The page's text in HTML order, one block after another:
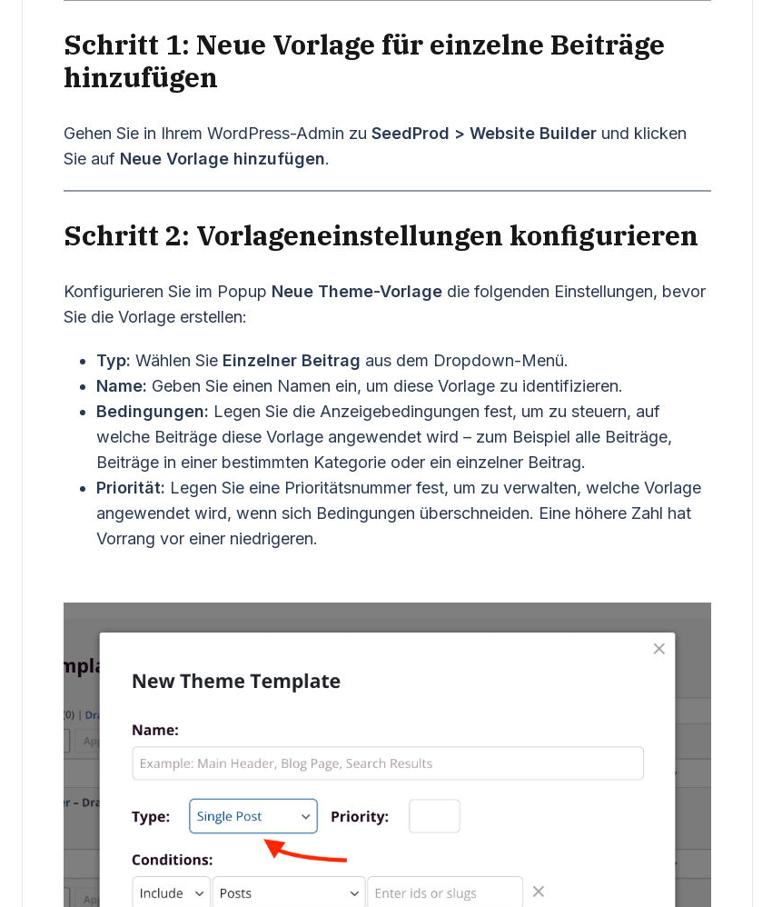
Schritt 1: Neue Vorlage für einzelne Beiträge
hinzufügen
Gehen Sie in Ihrem WordPress-Admin zu SeedProd > Website Builderund klicken
Sie auf Neue Vorlage hinzufügen.
Schritt 2: Vorlageneinstellungen konfigurieren
Konfigurieren Sie im Popup Neue Theme-Vorlagedie folgenden Einstellungen, bevor
Sie die Vorlage erstellen:
Typ: Wählen Sie Einzelner Beitrag aus dem Dropdown-Menü.
Name: Geben Sie einen Namen ein, um diese Vorlage zu identifizieren.
Bedingungen: Legen Sie die Anzeigebedingungen fest, um zu steuern, auf
welche Beiträge diese Vorlage angewendet wird – zum Beispiel alle Beiträge,
Beiträge in einer bestimmten Kategorie oder ein einzelner Beitrag.
Priorität: Legen Sie eine Prioritätsnummer fest, um zu verwalten, welche Vorlage
angewendet wird, wenn sich Bedingungen überschneiden. Eine höhere Zahl hat
Vorrang vor einer niedrigeren.